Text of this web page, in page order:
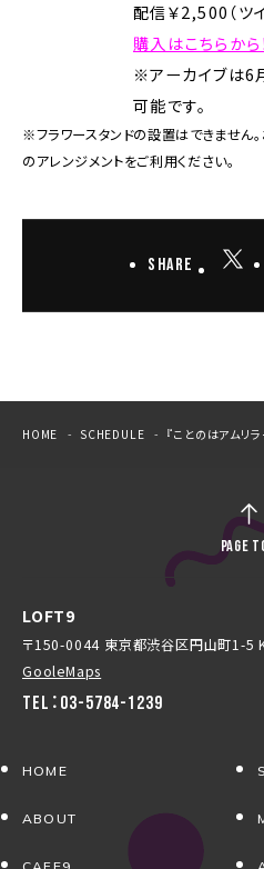
配信￥2,500（ツ
購入はこちらから
※アーカイブは6
可能です。
※フラワースタンドの設置はできません
のアレンジメントをご利用ください。
Share
HOME SCHEDULE 『ことのはアムリ
LOFT9
〒150-0044 東京都渋谷区円山町1-5
GooleMaps
TEL：03-5784-1239
HOME
ABOUT
PAGE